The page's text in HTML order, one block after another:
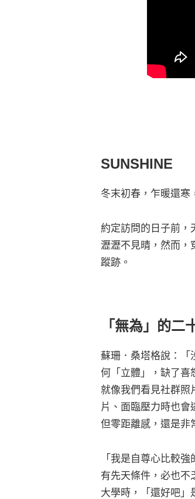
SUNSHINE
冬末初春，乍暖還寒
約定訪問的日子前，
瀝瀝不見晴，然而，
蹤跡。
「無為」的二
蘇珊．桑塔格說：「
何「立體」，缺了喜
就像我們看見社群照
片、面臨壓力時也
但零距離感，還是非
「我是自尊心比較
有先天條件，必也不
大學時，「還好吧」